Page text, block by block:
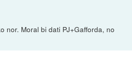
nor. Moral bi dati PJ+Gafforda, no